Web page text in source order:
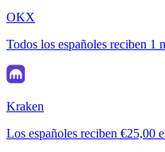
OKX
Todos los españoles reciben 1
Kraken
Los españoles reciben €25,00